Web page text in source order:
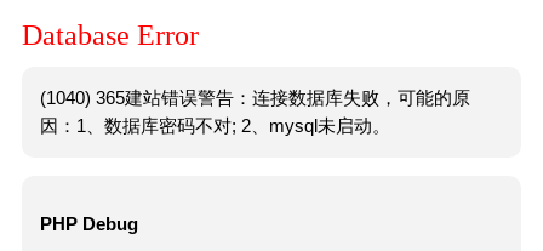
Database Error
(1040) 365建站错误警告：连接数据库失败，可能的原
因：1、数据库密码不对; 2、mysql未启动。
PHP Debug